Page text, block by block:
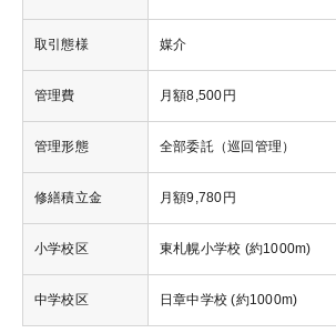
取引態様 媒介
管理費 月額8,500円
管理形態 全部委託（巡回管理）
修繕積立金 月額9,780円
小学校区 東札幌小学校 (約1000m)
中学校区 日章中学校 (約1000m)